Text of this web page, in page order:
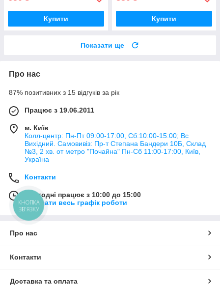
Купити Купити
Показати ще
Про нас
87% позитивних з 15 відгуків за рік
Працює з 19.06.2011
м. Київ
Колл-центр: Пн-Пт 09:00-17:00, Сб:10:00-15:00; Вс
Вихідний. Самовивіз: Пр-т Степана Бандери 10Б, Склад
№3, 2 хв. от метро "Почайна" Пн-Cб 11:00-17:00, Київ,
Україна
Контакти
Сьогодні працює з 10:00 до 15:00
Показати весь графік роботи
Про нас
Контакти
Доставка та оплата
КНОПКА
ЗВ'ЯЗКУ